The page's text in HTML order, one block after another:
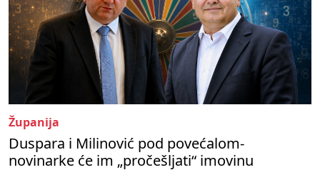
Županija
Duspara i Milinović pod povećalom-
novinarke će im „pročešljati“ imovinu